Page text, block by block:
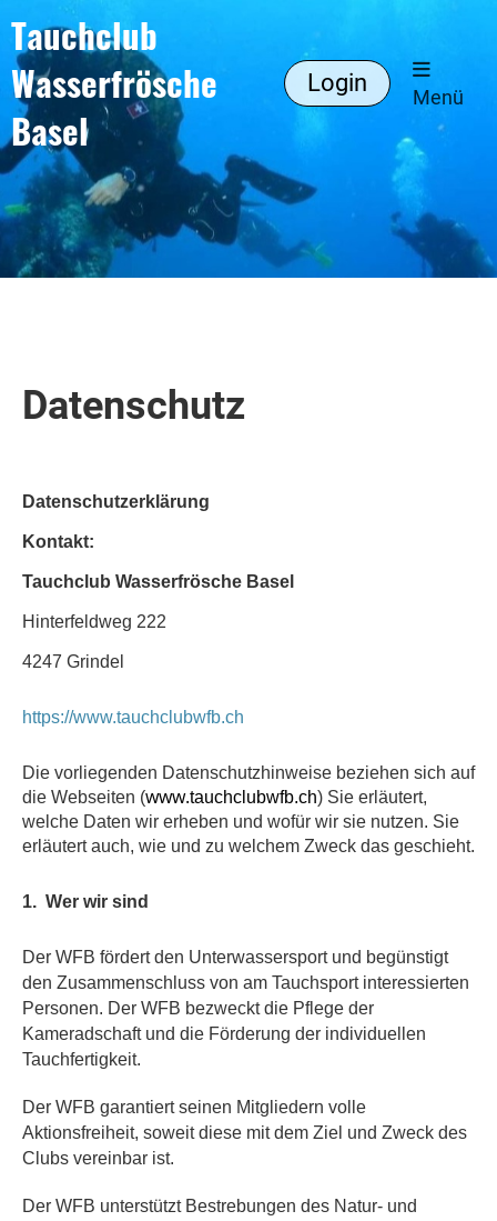
Tauchclub
Wasserfrösche
Basel
Login
Menü
Datenschutz
Datenschutzerklärung
Kontakt:
Tauchclub Wasserfrösche Basel
Hinterfeldweg 222
4247 Grindel
https://www.tauchclubwfb.ch
Die vorliegenden Datenschutzhinweise beziehen sich auf
die Webseiten (www.tauchclubwfb.ch) Sie erläutert,
welche Daten wir erheben und wofür wir sie nutzen. Sie
erläutert auch, wie und zu welchem Zweck das geschieht.
1. Wer wir sind
Der WFB fördert den Unterwassersport und begünstigt
den Zusammenschluss von am Tauchsport interessierten
Personen. Der WFB bezweckt die Pflege der
Kameradschaft und die Förderung der individuellen
Tauchfertigkeit.
Der WFB garantiert seinen Mitgliedern volle
Aktionsfreiheit, soweit diese mit dem Ziel und Zweck des
Clubs vereinbar ist.
Der WFB unterstützt Bestrebungen des Natur- und